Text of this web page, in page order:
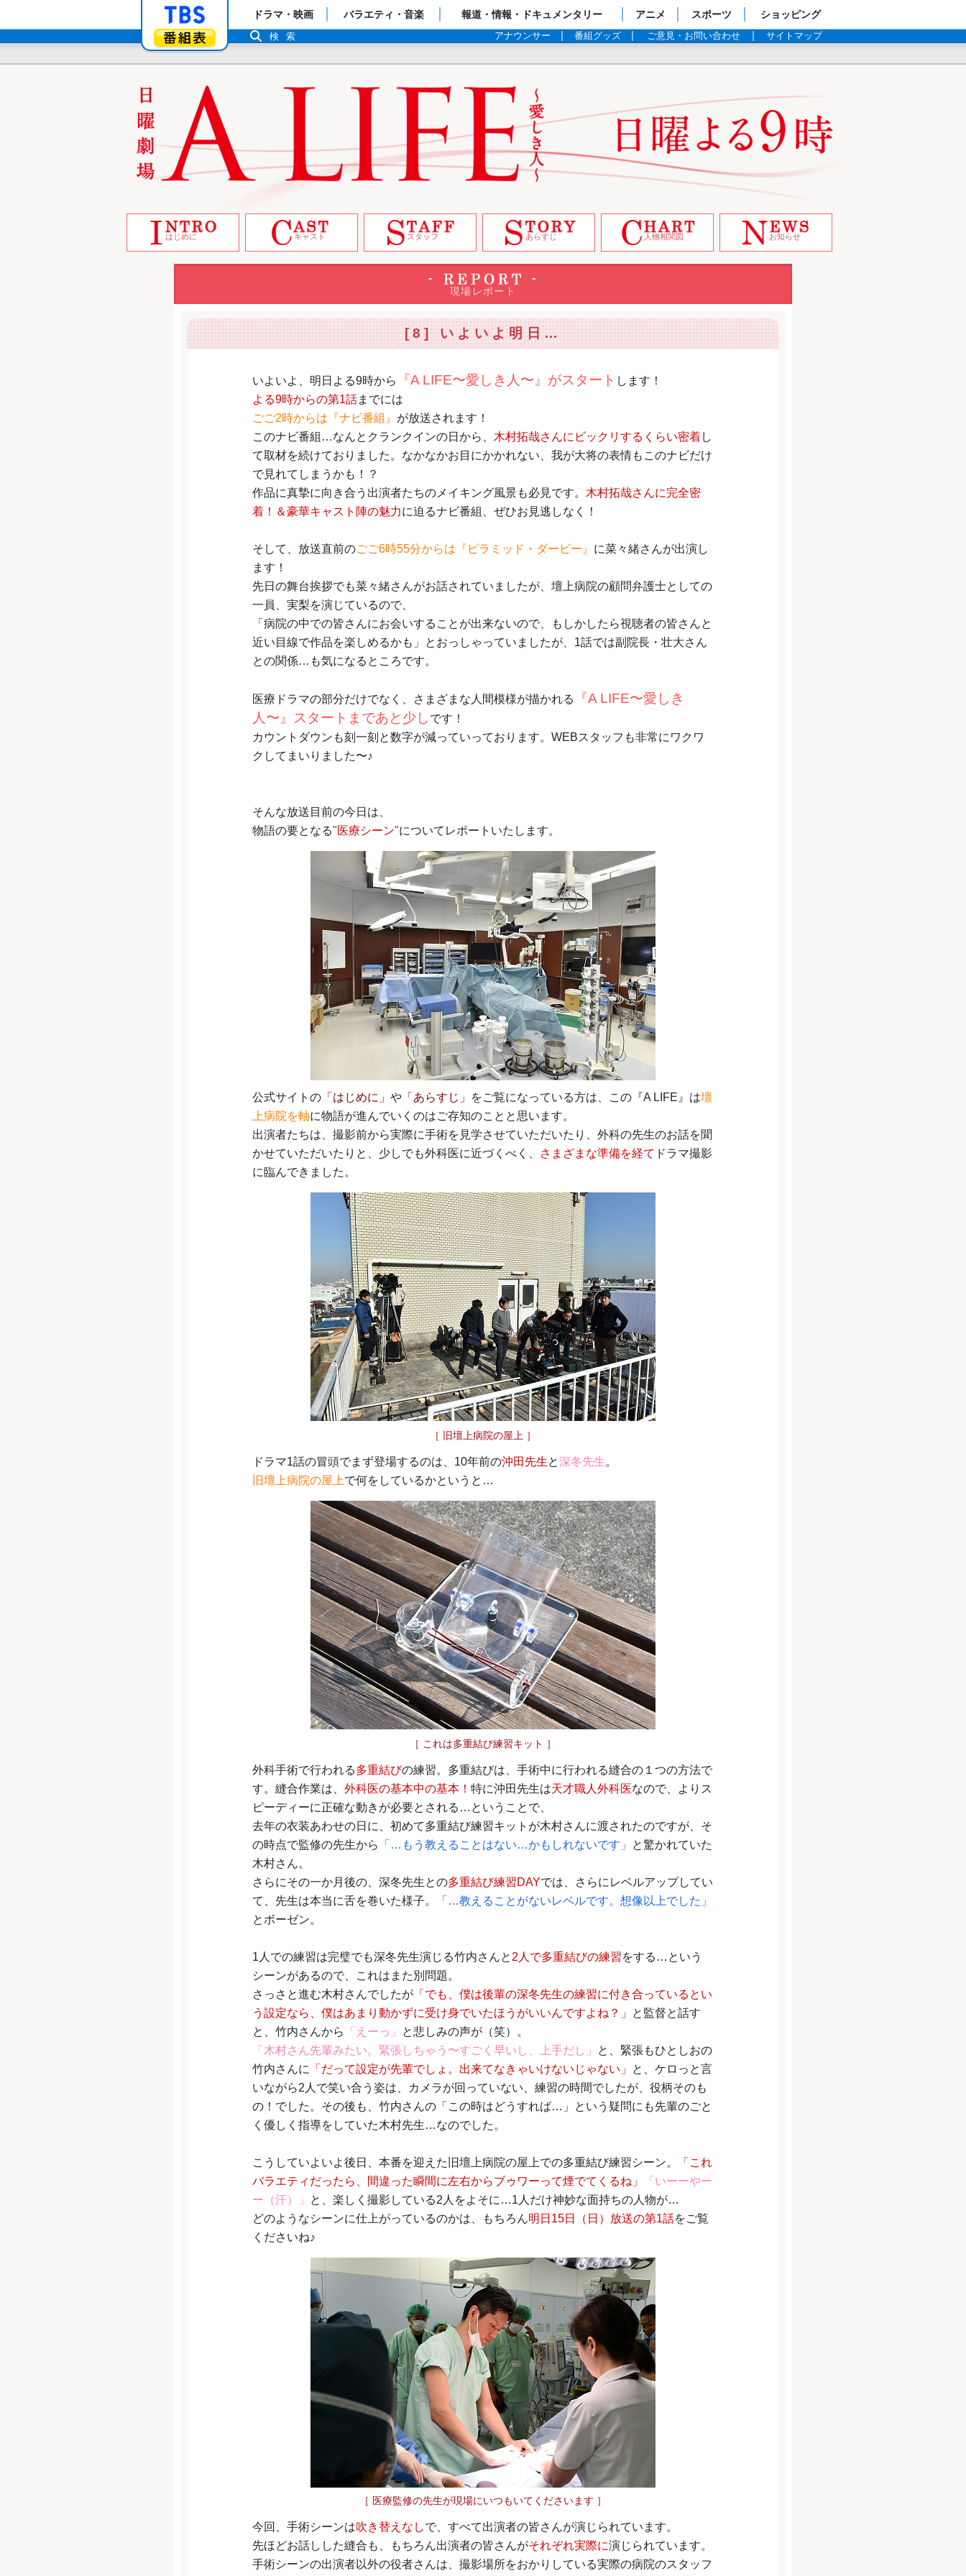
「TBSテレビ」トップページ
番組表
ドラマ・映画 バラエティ・音楽 報道・情報・ドキュメンタリー アニメ スポーツ ショッピング
アナウンサー 番組グッズ ご意見・お問い合わせ サイトマップ
検索
はじめに キャスト スタッフ あらすじ 人物相関図 お知らせ
現場レポート
[8] いよいよ明日…
いよいよ、明日よる9時から 『A LIFE〜愛しき人〜』がスタート します！
よる9時からの第1話までには
ごご2時からは『ナビ番組』 が放送されます！
このナビ番組…なんとクランクインの日から、 木村拓哉さんにビックリするくらい密着し
て取材を続けておりました。なかなかお目にかかれない、我が大将の表情もこのナビだけ
で見れてしまうかも！？
作品に真摯に向き合う出演者たちのメイキング風景も必見です。 木村拓哉さんに完全密
着！＆豪華キャスト陣の魅力に迫るナビ番組、ぜひお見逃しなく！
そして、放送直前のごご6時55分からは『ピラミッド・ダービー』 に菜々緒さんが出演し
ます！
先日の舞台挨拶でも菜々緒さんがお話されていましたが、壇上病院の顧問弁護士としての
一員、実梨を演じているので、
「病院の中での皆さんにお会いすることが出来ないので、もしかしたら視聴者の皆さんと
近い目線で作品を楽しめるかも」とおっしゃっていましたが、1話では副院長・壮大さん
との関係…も気になるところです。
医療ドラマの部分だけでなく、さまざまな人間模様が描かれる
『A LIFE〜愛しき
人〜』スタートまであと少し です！
カウントダウンも刻一刻と数字が減っていっております。WEBスタッフも非常にワクワ
クしてまいりました〜♪
そんな放送目前の今日は、
物語の要となる"医療シーン"についてレポートいたします。
公式サイトの 「はじめに」や 「あらすじ」 をご覧になっている方は、この『A LIFE』は壇
上病院を軸に物語が進んでいくのはご存知のことと思います。
出演者たちは、撮影前から実際に手術を見学させていただいたり、外科の先生のお話を聞
かせていただいたりと、少しでも外科医に近づくべく、 さまざまな準備を経て ドラマ撮影
に臨んできました。
［ 旧壇上病院の屋上 ］
ドラマ1話の冒頭でまず登場するのは、10年前の沖田先生と深冬先生。
旧壇上病院の屋上で何をしているかというと…
［ これは多重結び練習キット ］
外科手術で行われる多重結びの練習。多重結びは、手術中に行われる縫合の１つの方法で
す。縫合作業は、外科医の基本中の基本！特に沖田先生は天才職人外科医なので、よりス
ピーディーに正確な動きが必要とされる…ということで、
去年の衣装あわせの日に、初めて多重結び練習キットが木村さんに渡されたのですが、そ
の時点で監修の先生から
「…もう教えることはない…かもしれないです」 と驚かれていた
木村さん。
さらにその一か月後の、深冬先生との多重結び練習DAYでは、さらにレベルアップしてい
て、先生は本当に舌を巻いた様子。
「…教えることがないレベルです。想像以上でした」
とボーゼン。
1人での練習は完璧でも深冬先生演じる竹内さんと 2人で多重結びの練習をする…という
シーンがあるので、これはまた別問題。
さっさと進む木村さんでしたが 「でも、僕は後輩の深冬先生の練習に付き合っているとい
う設定なら、僕はあまり動かずに受け身でいたほうがいいんですよね？」 と監督と話す
と、竹内さんから
「えーっ」 と悲しみの声が（笑）。
「木村さん先輩みたい。緊張しちゃう〜すごく早いし、上手だし」 と、緊張もひとしおの
竹内さんに
「だって設定が先輩でしょ。出来てなきゃいけないじゃない」 と、ケロっと言
いながら2人で笑い合う姿は、カメラが回っていない、練習の時間でしたが、役柄そのも
の！でした。その後も、竹内さんの「この時はどうすれば…」という疑問にも先輩のごと
く優しく指導をしていた木村先生…なのでした。
こうしていよいよ後日、本番を迎えた旧壇上病院の屋上での多重結び練習シーン。
「これ
バラエティだったら、間違った瞬間に左右からブゥワーって煙でてくるね」
「いーーやー
ー（汗）」 と、楽しく撮影している2人をよそに…1人だけ神妙な面持ちの人物が…
どのようなシーンに仕上がっているのかは、もちろん明日15日（日）放送の第1話をご覧
くださいね♪
［ 医療監修の先生が現場にいつもいてくださいます ］
今回、手術シーンは吹き替えなしで、すべて出演者の皆さんが演じられています。
先ほどお話しした縫合も、もちろん出演者の皆さんがそれぞれ実際に演じられています。
手術シーンの出演者以外の役者さんは、撮影場所をおかりしている実際の病院のスタッフ